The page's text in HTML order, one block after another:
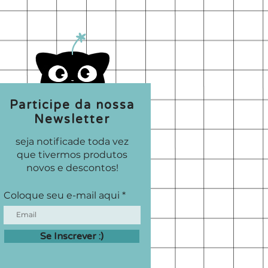
Participe da nossa
Newsletter
seja notificade toda vez
que tivermos produtos
novos e descontos!
Coloque seu e-mail aqui
Se Inscrever :)